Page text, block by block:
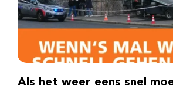
Als het weer eens snel